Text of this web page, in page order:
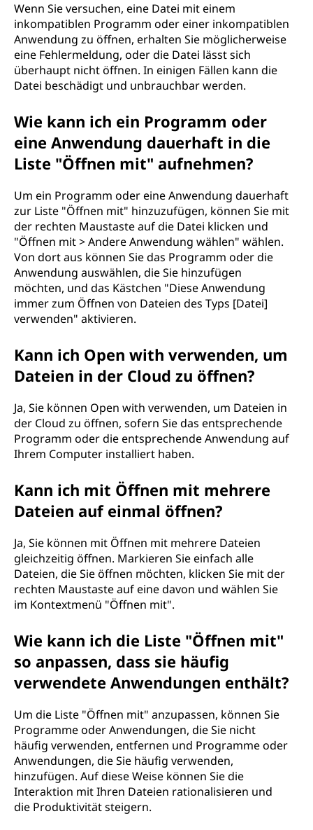
Wenn Sie versuchen, eine Datei mit einem
inkompatiblen Programm oder einer inkompatiblen
Anwendung zu öffnen, erhalten Sie möglicherweise
eine Fehlermeldung, oder die Datei lässt sich
überhaupt nicht öffnen. In einigen Fällen kann die
Datei beschädigt und unbrauchbar werden.
Wie kann ich ein Programm oder
eine Anwendung dauerhaft in die
Liste "Öffnen mit" aufnehmen?
Um ein Programm oder eine Anwendung dauerhaft
zur Liste "Öffnen mit" hinzuzufügen, können Sie mit
der rechten Maustaste auf die Datei klicken und
"Öffnen mit > Andere Anwendung wählen" wählen.
Von dort aus können Sie das Programm oder die
Anwendung auswählen, die Sie hinzufügen
möchten, und das Kästchen "Diese Anwendung
immer zum Öffnen von Dateien des Typs [Datei]
verwenden" aktivieren.
Kann ich Open with verwenden, um
Dateien in der Cloud zu öffnen?
Ja, Sie können Open with verwenden, um Dateien in
der Cloud zu öffnen, sofern Sie das entsprechende
Programm oder die entsprechende Anwendung auf
Ihrem Computer installiert haben.
Kann ich mit Öffnen mit mehrere
Dateien auf einmal öffnen?
Ja, Sie können mit Öffnen mit mehrere Dateien
gleichzeitig öffnen. Markieren Sie einfach alle
Dateien, die Sie öffnen möchten, klicken Sie mit der
rechten Maustaste auf eine davon und wählen Sie
im Kontextmenü "Öffnen mit".
Wie kann ich die Liste "Öffnen mit"
so anpassen, dass sie häufig
verwendete Anwendungen enthält?
Um die Liste "Öffnen mit" anzupassen, können Sie
Programme oder Anwendungen, die Sie nicht
häufig verwenden, entfernen und Programme oder
Anwendungen, die Sie häufig verwenden,
hinzufügen. Auf diese Weise können Sie die
Interaktion mit Ihren Dateien rationalisieren und
die Produktivität steigern.